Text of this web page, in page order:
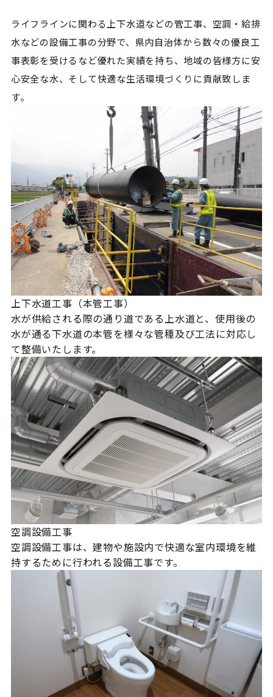
ライフラインに関わる上下水道などの管工事、空調・給排
水などの設備工事の分野で、県内自治体から数々の優良工
事表彰を受けるなど優れた実績を持ち、地域の皆様方に安
心安全な水、そして快適な生活環境づくりに貢献致しま
す。
上下水道工事（本管工事）
水が供給される際の通り道である上水道と、使用後の
水が通る下水道の本管を様々な管種及び工法に対応し
て整備いたします。
空調設備工事
空調設備工事は、建物や施設内で快適な室内環境を維
持するために行われる設備工事です。